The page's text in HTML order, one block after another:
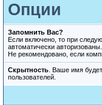
Опции
Запомнить Вас?
Если включено, то при
автоматически авторизованы.
Не рекомендовано, если
Скрытность. Ваше имя
пользователей.